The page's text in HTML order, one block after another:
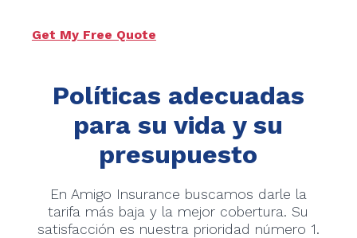
Get My Free Quote
Políticas adecuadas
para su vida y su
presupuesto
En Amigo Insurance buscamos darle la
tarifa más baja y la mejor cobertura. Su
satisfacción es nuestra prioridad número 1.